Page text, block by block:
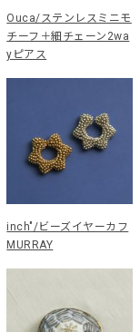
Ouca/ステンレスミニモ
チーフ＋細チェーン2wa
yピアス
inch"/ビーズイヤーカフ
MURRAY